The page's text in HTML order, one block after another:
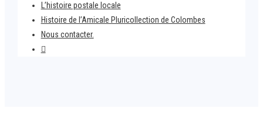
L’histoire postale locale
Histoire de l’Amicale Pluricollection de Colombes
Nous contacter.
Home
Jubilé de Lourdes.
Bernadette soubirous sur le timbre du Jubilé.